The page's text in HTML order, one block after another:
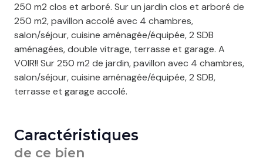
250 m2 clos et arboré. Sur un jardin clos et arboré de
250 m2, pavillon accolé avec 4 chambres,
salon/séjour, cuisine aménagée/équipée, 2 SDB
aménagées, double vitrage, terrasse et garage. A
VOIR!! Sur 250 m2 de jardin, pavillon avec 4 chambres,
salon/séjour, cuisine aménagée/équipée, 2 SDB,
terrasse et garage accolé.
Caractéristiques
de ce bien